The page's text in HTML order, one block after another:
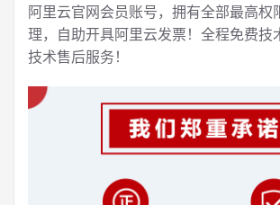
阿里云官网会员账号，拥有全部最高权
理，自助开具阿里云发票！全程免费技
技术售后服务！